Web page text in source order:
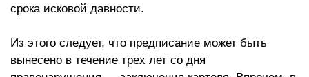
срока исковой давности.
Из этого следует, что предписание может быть
вынесено в течение трех лет со дня